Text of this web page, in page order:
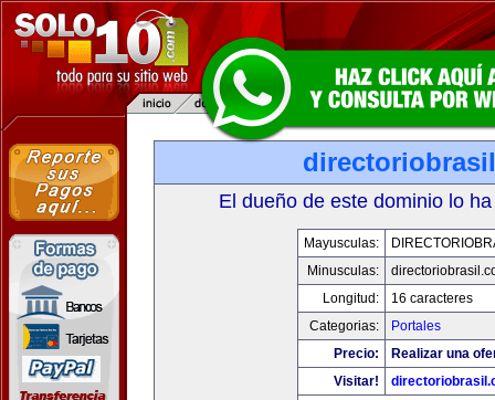
El dueño de este dominio lo
Mayusculas:
Minusculas:
Longitud:
16 caracteres
Categorias:
Portales
Precio:
Realizar una
Visitar!